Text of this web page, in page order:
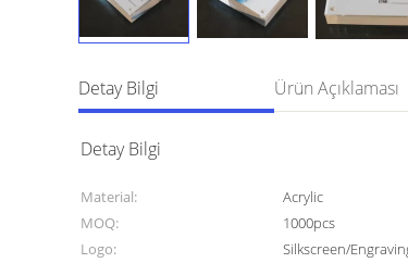
Detay Bilgi Ürün Açıklaması
Detay Bilgi
Material: Acrylic
MOQ:
1000pcs
Logo:
Silkscreen/